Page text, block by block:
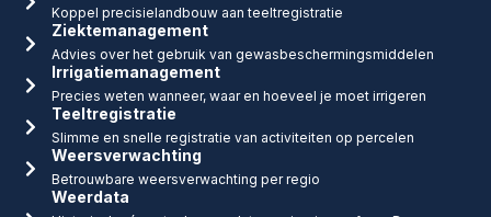
Koppel precisielandbouw aan teeltregistratie
Ziektemanagement
Advies over het gebruik van gewasbeschermingsmiddelen
Irrigatiemanagement
Precies weten wanneer, waar en hoeveel je moet irrigeren
Teeltregistratie
Slimme en snelle registratie van activiteiten op percelen
Weersverwachting
Betrouwbare weersverwachting per regio
Weerdata